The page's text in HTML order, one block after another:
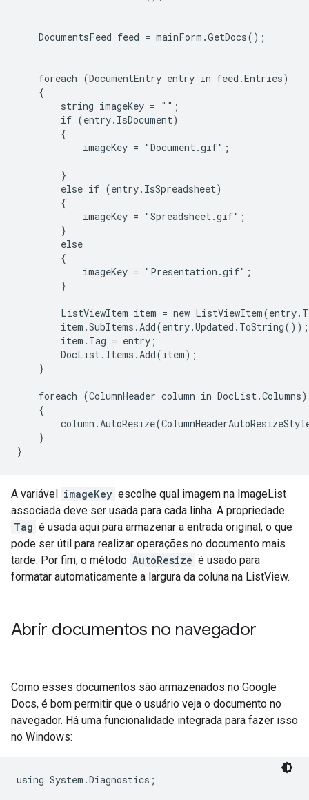
    DocumentsFeed feed = mainForm.GetDocs();
    foreach (DocumentEntry entry in feed.Entries)
    {
        string imageKey = "";
        if (entry.IsDocument)
        {
            imageKey = "Document.gif";
        }
        else if (entry.IsSpreadsheet)
        {
            imageKey = "Spreadsheet.gif";
        }
        else
        {
            imageKey = "Presentation.gif";
        }
ListViewItem item = new
        item.SubItems.Add(entry.Updated.ToString());
        item.Tag = entry;
        DocList.Items.Add(item);
    }
    foreach (ColumnHeader column in DocList.Columns)
    {
    }
}
A variável imageKey escolhe qual imagem na ImageList
associada deve ser usada para cada linha. A propriedade
Tag é usada aqui para armazenar a entrada original, o que
pode ser útil para realizar operações no documento mais
tarde. Por fim, o método AutoResize é usado para
formatar automaticamente a largura da coluna na ListView.
Abrir documentos no navegador
Como esses documentos são armazenados no Google
Docs, é bom permitir que o usuário veja o documento no
navegador. Há uma funcionalidade integrada para fazer isso
no Windows:
using System.Diagnostics;